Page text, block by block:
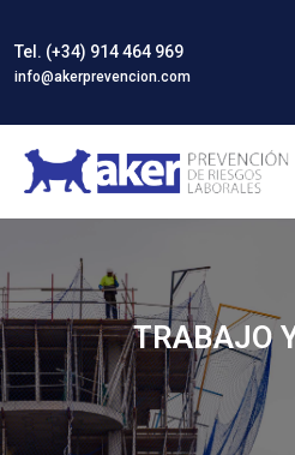
Tel. (+34) 914 464 969
info@akerprevencion.com
TRABAJO